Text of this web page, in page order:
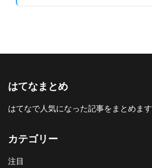
はてなまとめ
はてなで人気になった記事をまとめます
カテゴリー
注目